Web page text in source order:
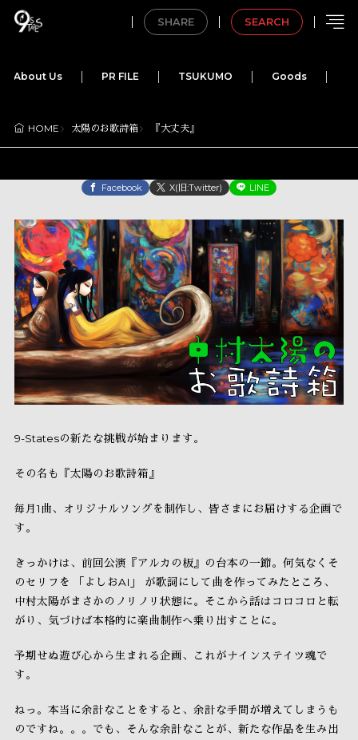
SHARE SEARCH
About Us PR FILE TSUKUMO Goods
HOME 太陽のお歌詩箱 『大丈夫』
Facebook X(旧:Twitter) LINE
9-Statesの新たな挑戦が始まります。
その名も『太陽のお歌詩箱』
毎月1曲、オリジナルソングを制作し、皆さまにお届けする企画で
す。
きっかけは、前回公演『アルカの板』の台本の一節。何気なくそ
のセリフを 「よしおAI」 が歌詞にして曲を作ってみたところ、
中村太陽がまさかのノリノリ状態に。そこから話はコロコロと転
がり、気づけば本格的に楽曲制作へ乗り出すことに。
予期せぬ遊び心から生まれる企画、これがナインステイツ魂で
す。
ねっ。本当に余計なことをすると、余計な手間が増えてしまうも
のですね。。。でも、そんな余計なことが、新たな作品を生み出